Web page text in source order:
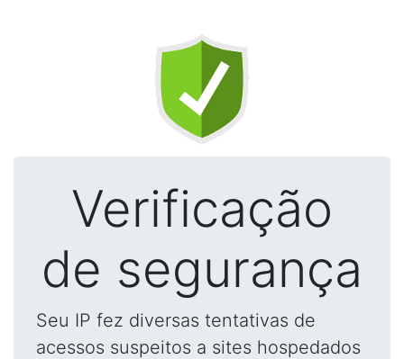
Verificação
de segurança
Seu IP fez diversas tentativas de
acessos suspeitos a sites hospedados